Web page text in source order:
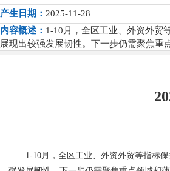
产生日期： 2025-11-28
内容概述： 1-10月，全区工业、外资外贸
展现出较强发展韧性。下一步仍需聚焦
1-10月，全区工业、外资外贸等指标